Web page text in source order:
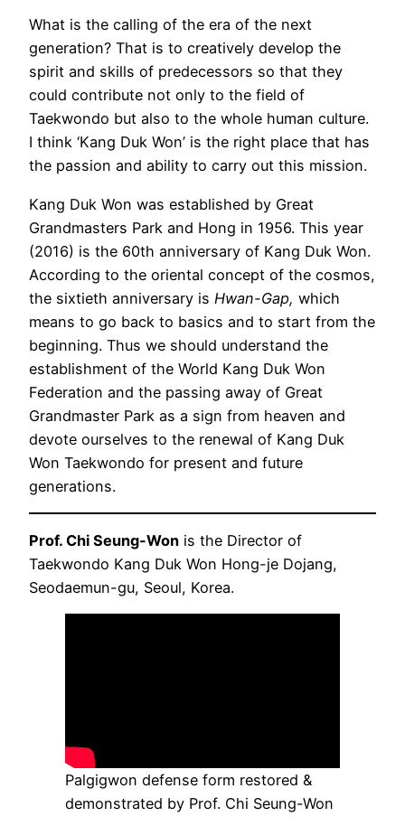
What is the calling of the era of the next
generation? That is to creatively develop the
spirit and skills of predecessors so that they
could contribute not only to the field of
Taekwondo but also to the whole human culture.
I think ‘Kang Duk Won’ is the right place that has
the passion and ability to carry out this mission.
Kang Duk Won was established by Great
Grandmasters Park and Hong in 1956. This year
(2016) is the 60th anniversary of Kang Duk Won.
According to the oriental concept of the cosmos,
the sixtieth anniversary is Hwan-Gap, which
means to go back to basics and to start from the
beginning. Thus we should understand the
establishment of the World Kang Duk Won
Federation and the passing away of Great
Grandmaster Park as a sign from heaven and
devote ourselves to the renewal of Kang Duk
Won Taekwondo for present and future
generations.
Prof. Chi Seung-Won is the Director of
Taekwondo Kang Duk Won Hong-je Dojang,
Seodaemun-gu, Seoul, Korea.
Palgigwon defense form restored &
demonstrated by Prof. Chi Seung-Won